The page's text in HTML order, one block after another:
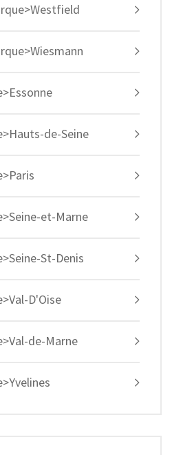
de-Seine
et-Marne
St-Denis
D'Oise
de-Marne